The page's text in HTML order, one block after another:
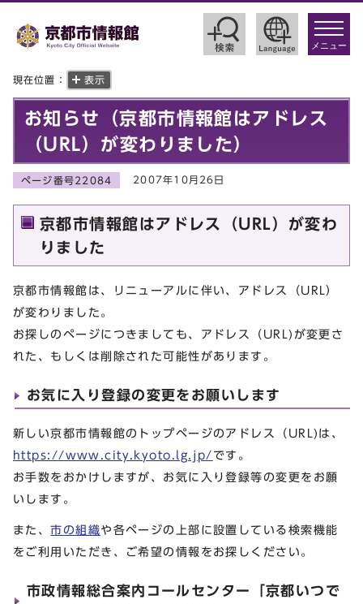
toggle
メニュー
現在位置： 表示
お知らせ（京都市情報館はアドレス
（URL）が変わりました）
ページ番号22084 2007年10月26日
京都市情報館はアドレス（URL）が変わ
りました
京都市情報館は、リニューアルに伴い、アドレス（URL）
が変わりました。
お探しのページにつきましても、アドレス（URL)が変更さ
れた、もしくは削除された可能性があります。
お気に入り登録の変更をお願いします
新しい京都市情報館のトップページのアドレス（URL)は、
https://www.city.kyoto.lg.jp/ です。
お手数をおかけしますが、お気に入り登録等の変更をお願
いします。
また、市の組織や各ページの上部に設置している検索機能
をご利用いただき、ご希望の情報をお探しください。
市政情報総合案内コールセンター「京都いつで